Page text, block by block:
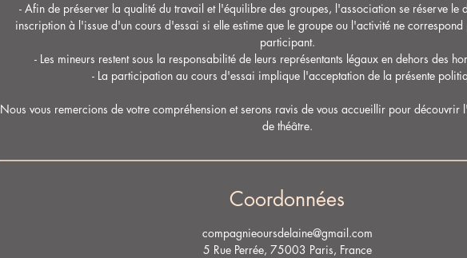
- Afin de préserver la qualité du travail et l'équilibre des groupes, l'association se réserve le
inscription à l'issue d'un cours d'essai si elle estime que le groupe ou l'activité ne correspond
participant.
- Les mineurs restent sous la responsabilité de leurs représentants légaux en dehors des
- La participation au cours d'essai implique l'acceptation de la présente
Nous vous remercions de votre compréhension et serons ravis de vous accueillir pour découvrir
de théâtre.
Coordonnées
compagnieoursdelaine@gmail.com
5 Rue Perrée, 75003 Paris, France